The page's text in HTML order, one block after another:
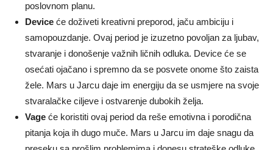
poslovnom planu.
Device će doživeti kreativni preporod, jaču ambiciju i
samopouzdanje. Ovaj period je izuzetno povoljan za ljubav,
stvaranje i donošenje važnih ličnih odluka. Device će se
osećati ojačano i spremno da se posvete onome što zaista
žele. Mars u Jarcu daje im energiju da se usmjere na svoje
stvaralačke ciljeve i ostvarenje dubokih želja.
Vage će koristiti ovaj period da reše emotivna i porodična
pitanja koja ih dugo muče. Mars u Jarcu im daje snagu da